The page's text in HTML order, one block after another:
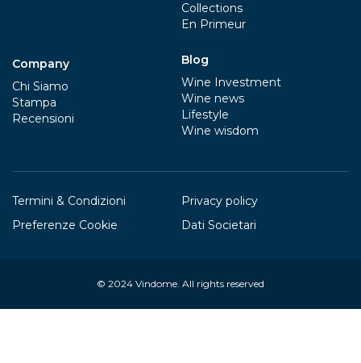
Company
Chi Siamo
Stampa
Recensioni
Collections
En Primeur
Blog
Wine Investment
Wine news
Lifestyle
Wine wisdom
Termini & Condizioni
Privacy policy
Preferenze Cookie
Dati Societari
© 2024 Vindome. All rights reserved